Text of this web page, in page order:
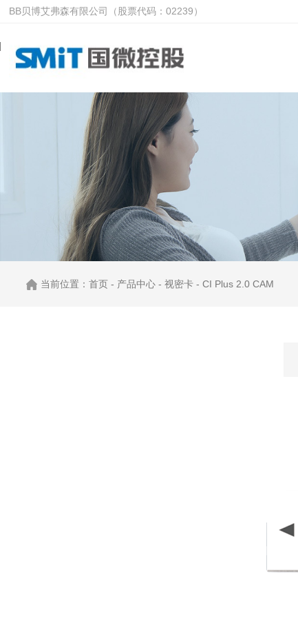
BB贝博艾弗森有限公司（股票代码：02239）
当前位置： 首页- 产品中心- 视密卡- CI Plus 2.0 CAM